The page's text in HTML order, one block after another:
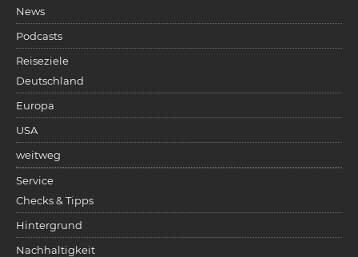
News
Podcasts
Reiseziele
Deutschland
Europa
USA
weitweg
Service
Checks & Tipps
Hintergrund
Nachhaltigkeit